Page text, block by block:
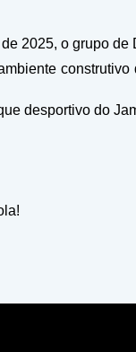
2025, o grupo
desportivo do